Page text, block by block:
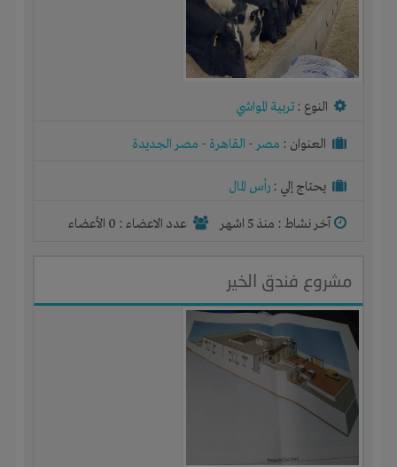
النوع : تربية المواشي
العنوان : مصر- القاهرة - مصر الجديدة
يحتاج إلي : رأس المال
آخر نشاط : منذ 5 اشهر عدد الاعضاء : 0 الأعضاء
مشروع فندق الخير